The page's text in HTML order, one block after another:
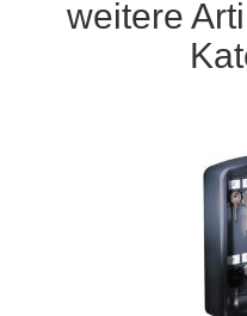
weitere